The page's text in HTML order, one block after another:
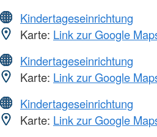
Kindertageseinrichtung
Karte: Link zur Google
Kindertageseinrichtung
Karte: Link zur Google
Kindertageseinrichtung
Karte: Link zur Google